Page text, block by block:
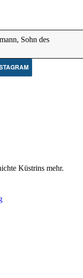
Sohn des
Küstrins mehr.